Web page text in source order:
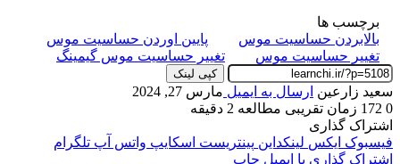
برچسب ها
بالابردن حساسیت موس
پایین اوردن حساسیت موس
تغییر حساسیت موس
تغییر حساسیت موس گیمینگ
کپی لینک
سعید زارعین ارسال به ایمیل مارس 27, 2024
0
زمان تقریبی مطالعه 2 دقیقه
اشتراک گذاری
فیسبوک ایکس لینکداین پینتریست اسکایپ واتس آپ تلگرام
اشتراک گذاری با ایمیل چاپ